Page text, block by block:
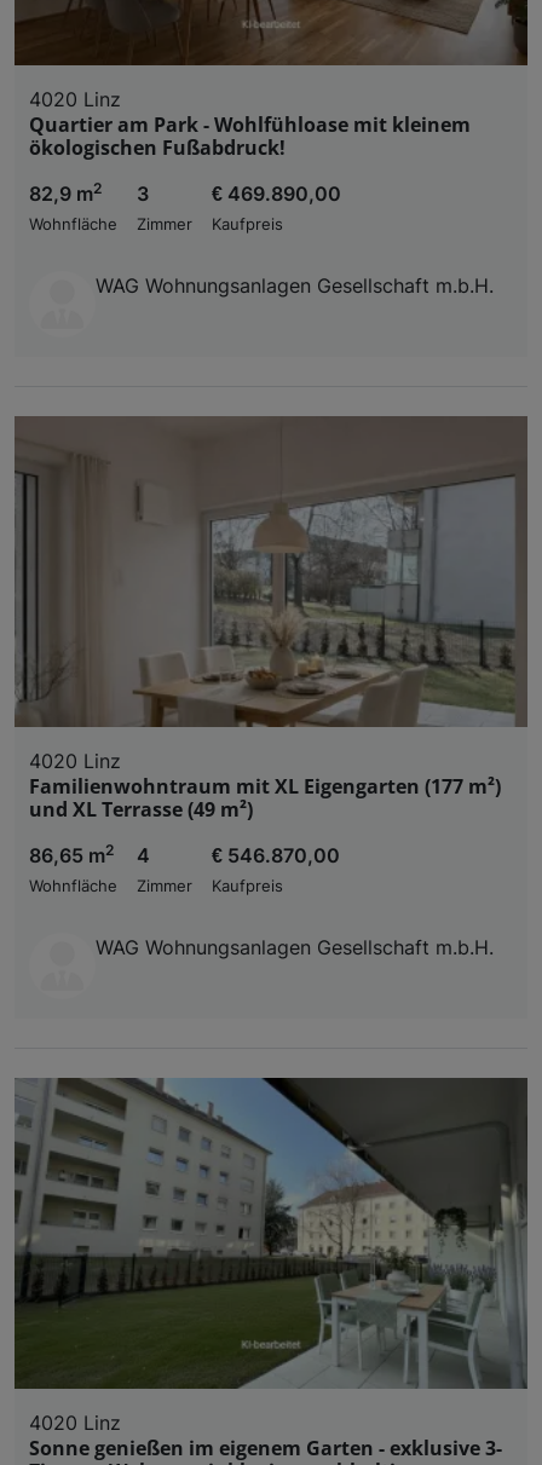
4020 Linz
Quartier am Park - Wohlfühloase mit kleinem
ökologischen Fußabdruck!
82,9 m2
Wohnfläche
3
Zimmer
€ 469.890,00
Kaufpreis
WAG Wohnungsanlagen Gesellschaft m.b.H.
4020 Linz
Familienwohntraum mit XL Eigengarten (177 m²)
und XL Terrasse (49 m²)
86,65 m2
Wohnfläche
4
Zimmer
€ 546.870,00
Kaufpreis
WAG Wohnungsanlagen Gesellschaft m.b.H.
4020 Linz
Sonne genießen im eigenem Garten - exklusive 3-